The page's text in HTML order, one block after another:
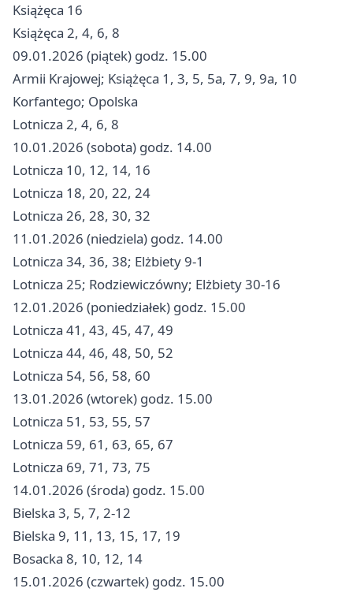
Książęca 16
Książęca 2, 4, 6, 8
09.01.2026 (piątek) godz. 15.00
Armii Krajowej; Książęca 1, 3, 5, 5a, 7, 9, 9a, 10
Korfantego; Opolska
Lotnicza 2, 4, 6, 8
10.01.2026 (sobota) godz. 14.00
Lotnicza 10, 12, 14, 16
Lotnicza 18, 20, 22, 24
Lotnicza 26, 28, 30, 32
11.01.2026 (niedziela) godz. 14.00
Lotnicza 34, 36, 38; Elżbiety 9-1
Lotnicza 25; Rodziewiczówny; Elżbiety 30-16
12.01.2026 (poniedziałek) godz. 15.00
Lotnicza 41, 43, 45, 47, 49
Lotnicza 44, 46, 48, 50, 52
Lotnicza 54, 56, 58, 60
13.01.2026 (wtorek) godz. 15.00
Lotnicza 51, 53, 55, 57
Lotnicza 59, 61, 63, 65, 67
Lotnicza 69, 71, 73, 75
14.01.2026 (środa) godz. 15.00
Bielska 3, 5, 7, 2-12
Bielska 9, 11, 13, 15, 17, 19
Bosacka 8, 10, 12, 14
15.01.2026 (czwartek) godz. 15.00